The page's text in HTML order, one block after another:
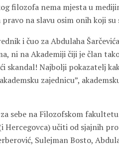
filozofa nema mjesta u
na slavu osim onih koji
i čuo za Abdulaha
ni na Akademiji čiji je član
skandal! Najbolji pokazatelj
zajednicu”,
sebe na Filozofskom
Hercegovca) učiti od sjajnih
Sulejman Bosto,